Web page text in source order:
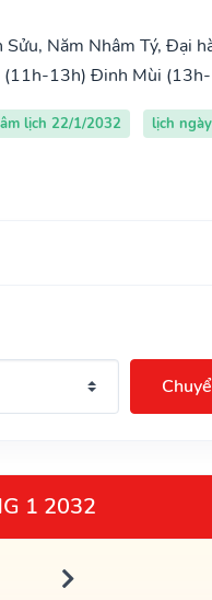
Năm Nhâm Tý, Đại
(11h-13h) Đinh Mùi
âm lịch 22/1/2032
lịch
1 2032